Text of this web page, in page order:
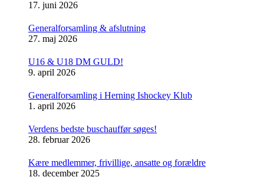
17. juni 2026
Generalforsamling & afslutning
27. maj 2026
U16 & U18 DM GULD!
9. april 2026
Generalforsamling i Herning Ishockey Klub
1. april 2026
Verdens bedste buschauffør søges!
28. februar 2026
Kære medlemmer, frivillige, ansatte og forældre
18. december 2025